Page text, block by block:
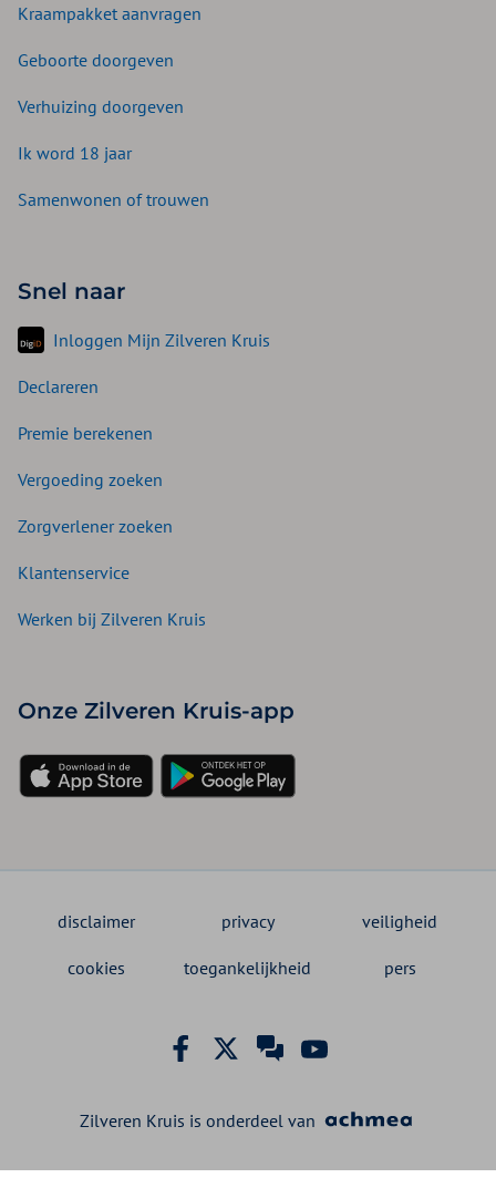
Kraampakket aanvragen
Geboorte doorgeven
Verhuizing doorgeven
Ik word 18 jaar
Samenwonen of trouwen
Snel naar
Inloggen Mijn Zilveren Kruis
Declareren
Premie berekenen
Vergoeding zoeken
Zorgverlener zoeken
Klantenservice
Werken bij Zilveren Kruis
Onze Zilveren Kruis-app
disclaimer privacy veiligheid
cookies toegankelijkheid pers
Zilveren Kruis is onderdeel van